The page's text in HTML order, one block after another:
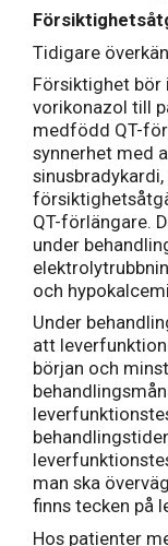
Tidigare
Försiktighet bör
vorikonazol till
medfödd QT-
synnerhet med
QT-förlängare.
under
och
Under
att
början och
man ska
finns tecken på
Hos patienter